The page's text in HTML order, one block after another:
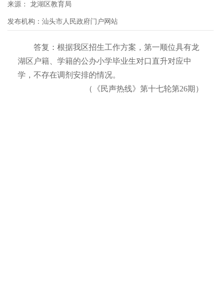
来源： 龙湖区教育局
发布机构： 汕头市人民政府门户网站
答复：根据我区招生工作方案，第一顺位具有龙
湖区户籍、学籍的公办小学毕业生对口直升对应中
学，不存在调剂安排的情况。
（《民声热线》第十七轮第26期）